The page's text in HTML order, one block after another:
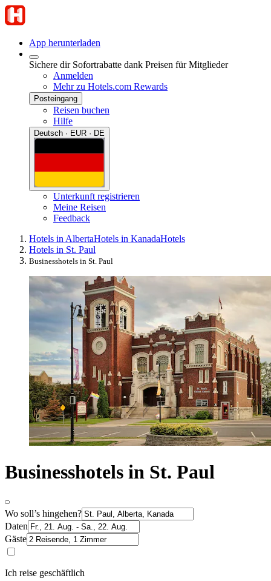
App herunterladen
Sichere dir Sofortrabatte dank Preisen für Mitglieder
Anmelden
Mehr zu Hotels.com Rewards
Posteingang
Reisen buchen
Hilfe
Deutsch · EUR · DE
Unterkunft registrieren
Meine Reisen
Feedback
Hotels in AlbertaHotels in KanadaHotels
Hotels in St. Paul
Businesshotels in St. Paul
Businesshotels in St. Paul
Wo soll’s hingehen?
Daten
Gäste
Ich reise geschäftlich